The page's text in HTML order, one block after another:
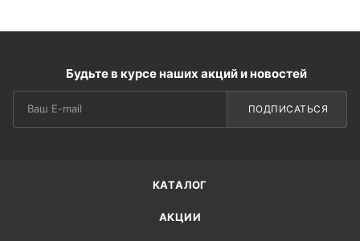
Будьте в курсе наших акций и новостей
ПОДПИСАТЬСЯ
КАТАЛОГ
АКЦИИ